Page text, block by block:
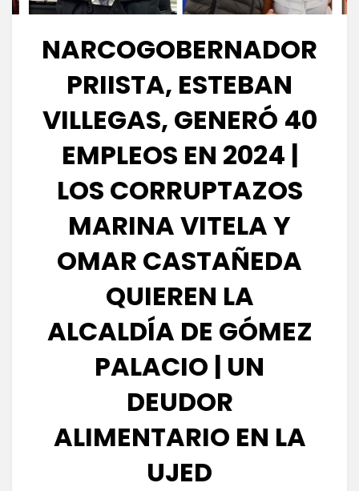
NARCOGOBERNADOR
PRIISTA, ESTEBAN
VILLEGAS, GENERÓ 40
EMPLEOS EN 2024 |
LOS CORRUPTAZOS
MARINA VITELA Y
OMAR CASTAÑEDA
QUIEREN LA
ALCALDÍA DE GÓMEZ
PALACIO | UN
DEUDOR
ALIMENTARIO EN LA
UJED